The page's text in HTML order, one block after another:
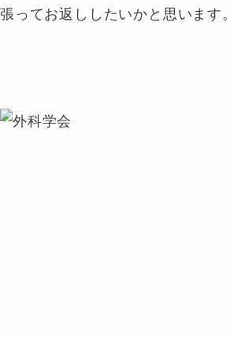
張ってお返ししたいかと思います。